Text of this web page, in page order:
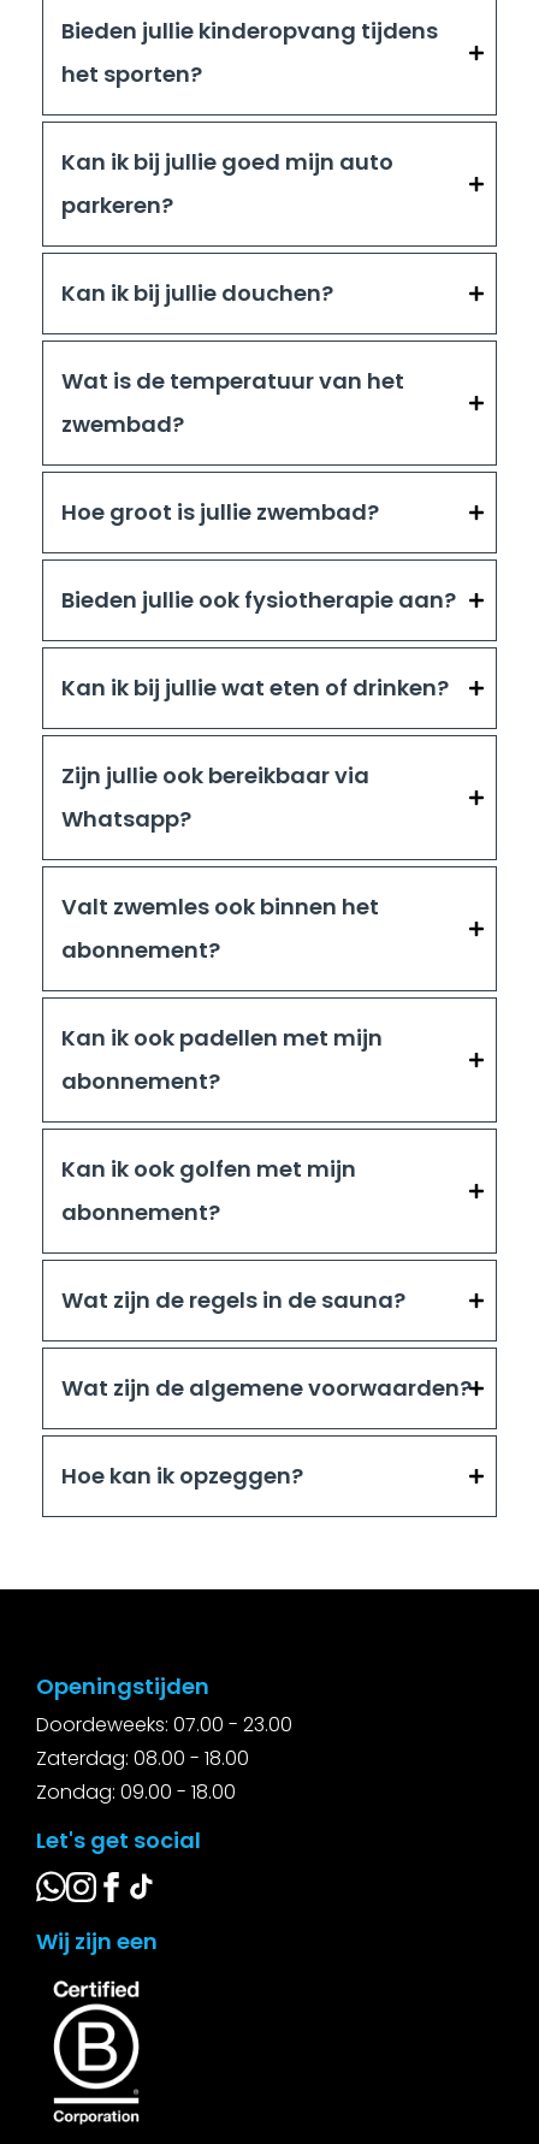
Bieden jullie kinderopvang tijdens
het sporten?
Kan ik bij jullie goed mijn auto
parkeren?
Kan ik bij jullie douchen?
Wat is de temperatuur van het
zwembad?
Hoe groot is jullie zwembad?
Bieden jullie ook fysiotherapie aan?
Kan ik bij jullie wat eten of drinken?
Zijn jullie ook bereikbaar via
Whatsapp?
Valt zwemles ook binnen het
abonnement?
Kan ik ook padellen met mijn
abonnement?
Kan ik ook golfen met mijn
abonnement?
Wat zijn de regels in de sauna?
Wat zijn de algemene voorwaarden?
Hoe kan ik opzeggen?
Openingstijden
Doordeweeks: 07.00 - 23.00
Zaterdag: 08.00 - 18.00
Zondag: 09.00 - 18.00
Let's get social
Wij zijn een